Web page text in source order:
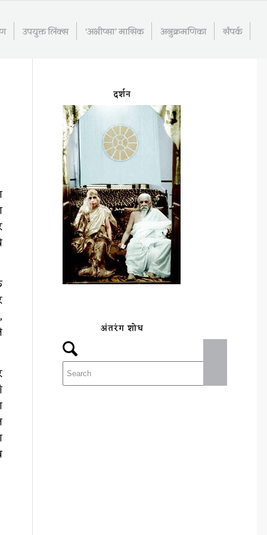
उपयुक्त लिंक्स ‘अभीप्सा’ मासिक अनुक्रमणिका संपर्क
दर्शन
अंतरंग शोध